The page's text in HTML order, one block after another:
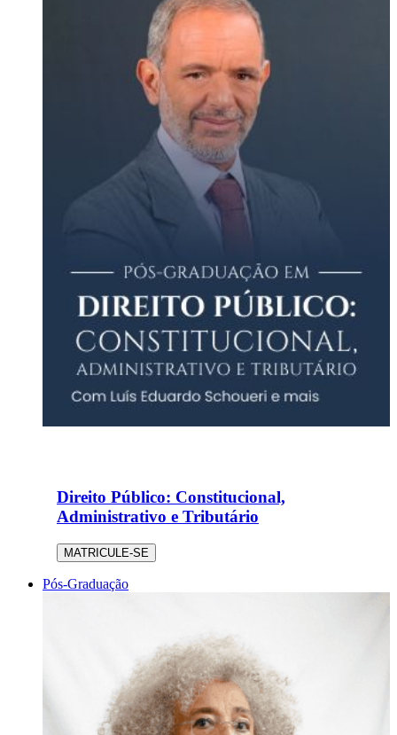
Direito Público: Constitucional,
Administrativo e Tributário
MATRICULE-SE
Pós-Graduação